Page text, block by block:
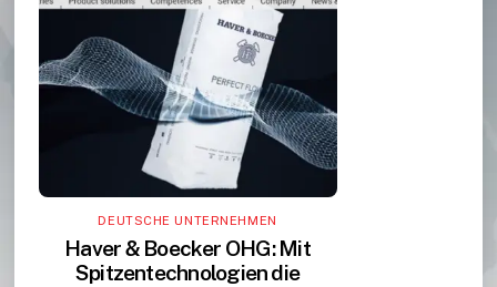
DEUTSCHE UNTERNEHMEN
Haver & Boecker OHG: Mit
Spitzentechnologien die